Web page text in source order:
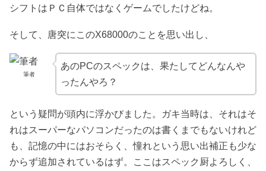
シフトはＰＣ自体ではなくゲームでしたけどね。
そして、唐突にこのX68000のことを思い出し、
筆者
あのPCのスペックは、果たしてどんなんや
ったんやろ？
という疑問が頭内に浮かびました。ガキ当時は、それはそ
れはスーパーなパソコンだったのは書くまでもないけれど
も、記憶の中にはおそらく、憧れという思い出補正も少な
からず追加されているはず。ここはスペック厨よろしく、